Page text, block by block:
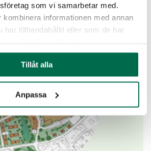
som vi samarbetar med.
informationen med annan
har tillhandahållit eller som de har
Tillåt alla
Anpassa
Läs mer